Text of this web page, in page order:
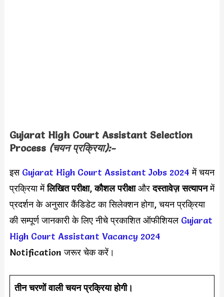
Gujarat High Court Assistant Selection
Process (चयन प्रक्रिया):-
इस Gujarat High Court Assistant Jobs 2024 में चयन
प्रक्रिया मेंलिखित परीक्षा,कौशल परीक्षाऔरदस्तावेज़ सत्यापन में
प्रदर्शन के अनुसार कैंडिडेट का सिलेक्शन होगा, चयन प्रक्रिया
की सम्पूर्ण जानकारी के लिए नीचे प्रकाशित ऑफीशियल Gujarat
High Court Assistant Vacancy 2024
Notification जरूर चेक करें।
तीन चरणों वाली चयन प्रक्रिया होगी।